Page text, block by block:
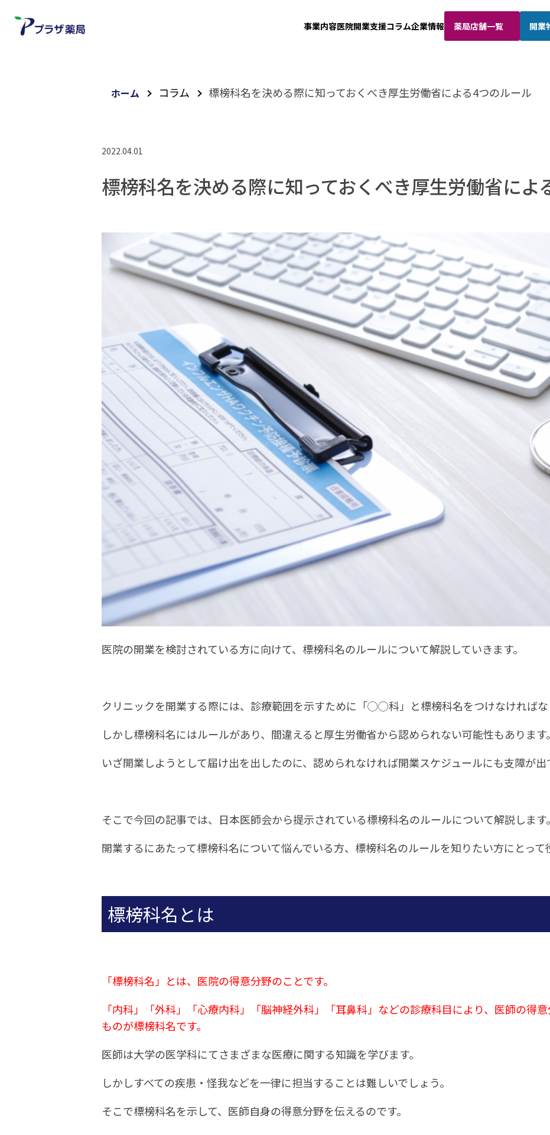
事業内容医院開業支援コラム企業情報 薬局店舗一覧 開業
ホーム コラム 標榜科名を決める際に知っておくべき厚生労働省による4つのルール
2022.04.01
標榜科名を決める際に知っておくべき厚生労働省によ
医院の開業を検討されている方に向けて、標榜科名のルールについて解説していきます。
クリニックを開業する際には、診療範囲を示すために「◯◯科」と標榜科名をつけなければな
しかし標榜科名にはルールがあり、間違えると厚生労働省から認められない可能性もあります。
いざ開業しようとして届け出を出したのに、認められなければ開業スケジュールにも支障が出
そこで今回の記事では、日本医師会から提示されている標榜科名のルールについて解説します。
開業するにあたって標榜科名について悩んでいる方、標榜科名のルールを知りたい方にとって
標榜科名とは
「標榜科名」とは、医院の得意分野のことです。
「内科」「外科」「心療内科」「脳神経外科」「耳鼻科」などの診療科目により、医師の得
ものが標榜科名です。
医師は大学の医学科にてさまざまな医療に関する知識を学びます。
しかしすべての疾患・怪我などを一律に担当することは難しいでしょう。
そこで標榜科名を示して、医師自身の得意分野を伝えるのです。